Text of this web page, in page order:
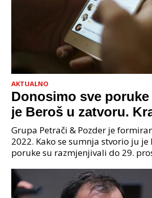
AKTUALNO
Donosimo sve
je Beroš u zatvoru.
godinama. Tko će iz
sljedeći uhićen?
Grupa Petrači & Pozder je
2022. Kako se sumnja stvorio ju je
poruke su razmjenjivali do 29.